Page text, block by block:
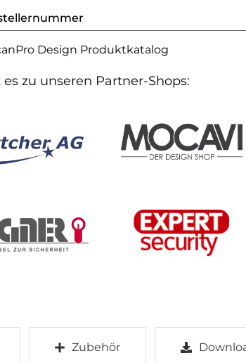
Design Produktkatalog
zu unseren Partner-Shops:
Zubehör